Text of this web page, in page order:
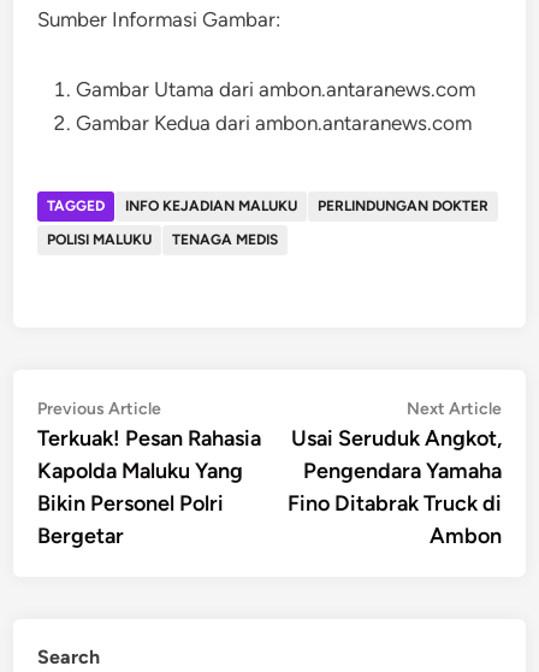
Sumber Informasi Gambar:
Gambar Utama dari ambon.antaranews.com
Gambar Kedua dari ambon.antaranews.com
TAGGED INFO KEJADIAN MALUKU
PERLINDUNGAN DOKTER
POLISI MALUKU
TENAGA MEDIS
Post
navigation
Previous ArticlePrevious
article:
Terkuak! Pesan Rahasia
Kapolda Maluku Yang
Bikin Personel Polri
Bergetar
Next Article
Usai Seruduk Angkot,
Pengendara Yamaha
Fino Ditabrak Truck di
Ambon
Search